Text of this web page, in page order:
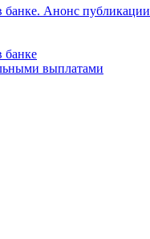
банке. Анонс публикации
банке
выплатами